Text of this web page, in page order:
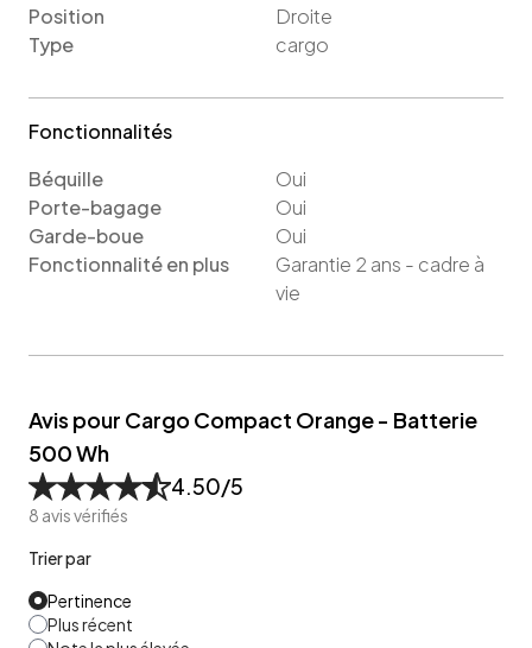
Position
Droite
Type
cargo
Fonctionnalités
Béquille
Oui
Porte-bagage
Oui
Garde-boue
Oui
Fonctionnalité en plus
Garantie 2 ans - cadre à
vie
Avis pour Cargo Compact Orange - Batterie
500 Wh
4.50/5
8 avis vérifiés
Trier par
Pertinence
Plus récent